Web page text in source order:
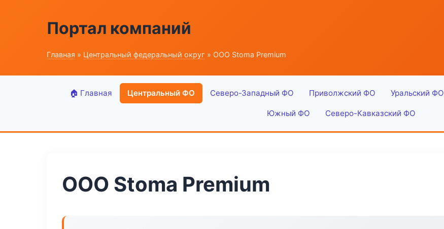
Портал компаний
Главная » Центральный федеральный округ » ООО Stoma Premium
🏠 Главная Центральный ФО Северо-Западный ФО Приволжский ФО Уральский ФО
Южный ФО Северо-Кавказский ФО
ООО Stoma Premium